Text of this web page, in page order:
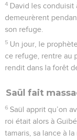
4 David les conduisit
demeurèrent
son refuge.
5 Un jour, le
ce refuge, rentre au
rendit dans la forêt
Saül fait
6 Saül apprit qu’on
roi était alors à
tamaris, sa lance à